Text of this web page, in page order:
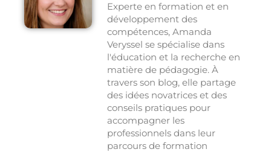
Experte en formation et en
développement des
compétences, Amanda
Veryssel se spécialise dans
l'éducation et la recherche en
matière de pédagogie. À
travers son blog, elle partage
des idées novatrices et des
conseils pratiques pour
accompagner les
professionnels dans leur
parcours de formation